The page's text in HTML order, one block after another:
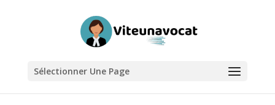
Sélectionner Une Page